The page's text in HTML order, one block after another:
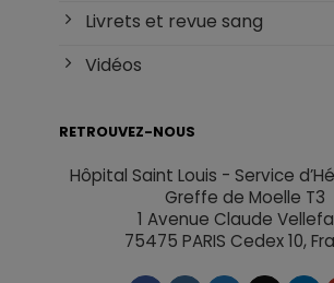
Livrets et revue sang
Vidéos
RETROUVEZ-NOUS
Hôpital Saint Louis - Service
Greffe de Moelle T3
1 Avenue Claude
75475 PARIS Cedex 10,